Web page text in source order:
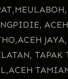
ACEH
ACEH JAYA,
TAPAK
ACEH